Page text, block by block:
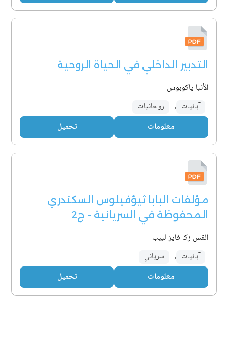
التدبير الداخلي في الحياة الروحية
الأنبا ياكوبوس
آبائيات , روحانيات
معلومات تحميل
مؤلفات البابا ثيؤفيلوس السكندري
المحفوظة في السريانية - ج2
القس زكا فايز لبيب
آبائيات , سرياني
معلومات تحميل